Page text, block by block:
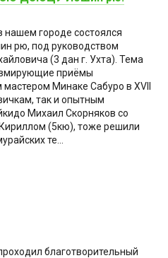
городе состоялся
рю, под руководством
(3 дан г. Ухта). Тема
приёмы
Минаке Сабуро в XVII
так и опытным
Михаил Скорняков со
(5кю), тоже решили
те...
благотворительный